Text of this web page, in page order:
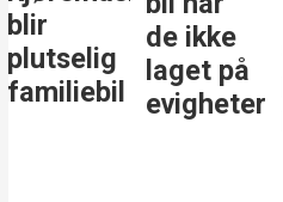
– og
snuser
på et
at
denne
selger
så bra